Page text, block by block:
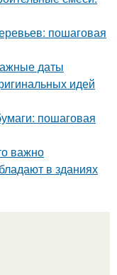
пошаговая
даты
идей
пошаговая
важно
в зданиях